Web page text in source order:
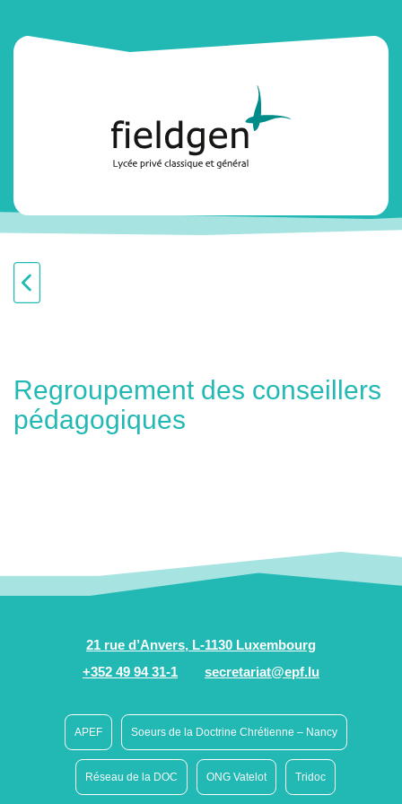
Regroupement des conseillers
pédagogiques
21 rue d’Anvers, L-1130 Luxembourg
+352 49 94 31-1
secretariat@epf.lu
APEF Soeurs de la Doctrine Chrétienne – Nancy
Réseau de la DOC ONG Vatelot Tridoc